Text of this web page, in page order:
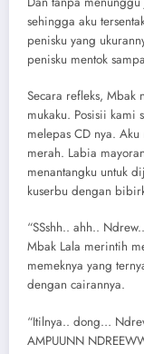
sehingga aku
penisku yang
penisku mentok
Secara refleks, Mbak
mukaku. Posisii kami
melepas CD nya.
merah. Labia
menantangku untuk
kuserbu dengan
“SSshh.. ahh..
Mbak Lala merintih
memeknya yang
dengan cairannya.
“Itilnya.. dong…
AMPUUNN